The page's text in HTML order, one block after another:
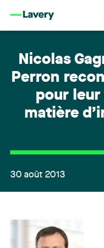
Nicolas
Perron
pour
matière
30 août 2013